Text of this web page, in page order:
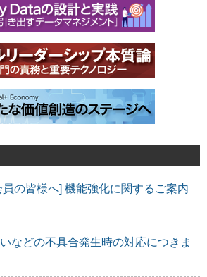
の皆様へ] 機能強化に関するご案内
などの不具合発生時の対応につきま